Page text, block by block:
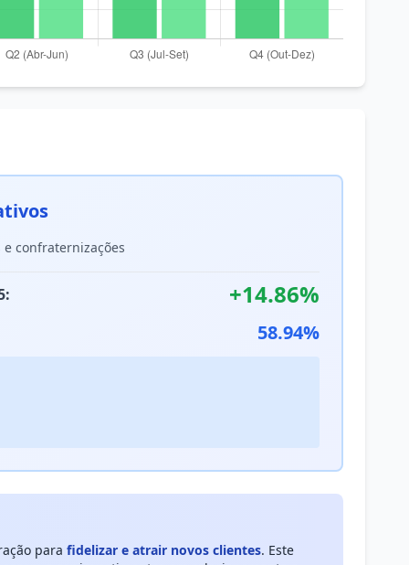
confraternizações
+14.86%
58.94%
para fidelizar e atrair novos clientes. Este